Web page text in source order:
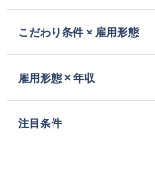
こだわり条件 × 雇用形態
雇用形態 × 年収
注目条件